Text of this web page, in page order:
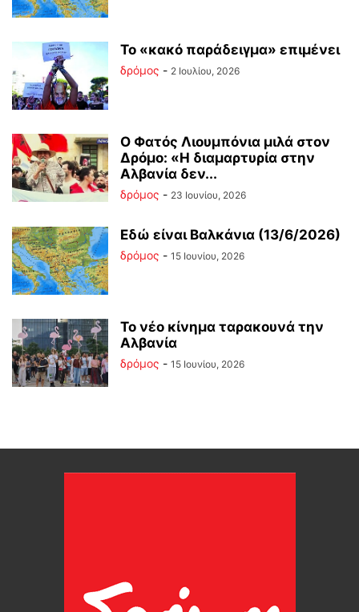
Το «κακό παράδειγμα» επιμένει
δρόμος - 2 Ιουλίου, 2026
Ο Φατός Λιουμπόνια μιλά στον
Δρόμο: «Η διαμαρτυρία στην
Αλβανία δεν...
δρόμος - 23 Ιουνίου, 2026
Εδώ είναι Βαλκάνια (13/6/2026)
δρόμος - 15 Ιουνίου, 2026
Το νέο κίνημα ταρακουνά την
Αλβανία
δρόμος - 15 Ιουνίου, 2026